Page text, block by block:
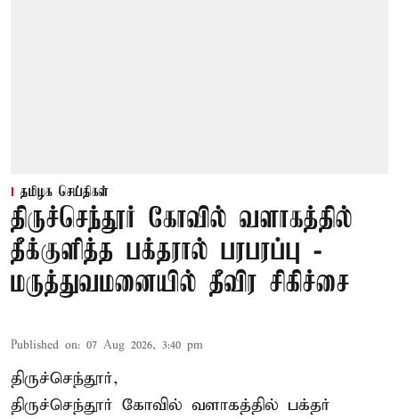
தமிழக செய்திகள்
திருச்செந்தூர் கோவில் வளாகத்தில்
தீக்குளித்த பக்தரால் பரபரப்பு -
மருத்துவமனையில் தீவிர சிகிச்சை
Published on: 07 Aug 2026, 3:40 pm
திருச்செந்தூர்,
திருச்செந்தூர் கோவில் வளாகத்தில் பக்தர்